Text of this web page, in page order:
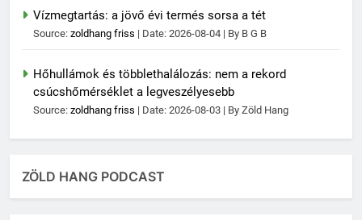
Vízmegtartás: a jövő évi termés sorsa a tét
Source: zoldhang friss Date: 2026-08-04 By B G B
Hőhullámok és többlethalálozás: nem a rekord
csúcshőmérséklet a legveszélyesebb
Source: zoldhang friss Date: 2026-08-03 By Zöld Hang
ZÖLD HANG PODCAST